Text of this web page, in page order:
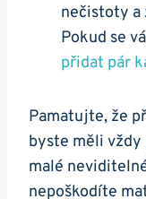
nečistoty a
Pokud​ se
přidat pár
Pamatujte, že
byste měli
malé
nepoškodíte